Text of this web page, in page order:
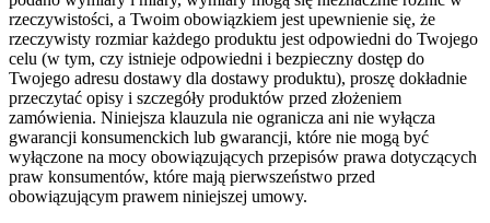
rzeczywistości, a Twoim obowiązkiem jest upewnienie się, że
rzeczywisty rozmiar każdego produktu jest odpowiedni do Twojego
celu (w tym, czy istnieje odpowiedni i bezpieczny dostęp do
Twojego adresu dostawy dla dostawy produktu), proszę dokładnie
przeczytać opisy i szczegóły produktów przed złożeniem
zamówienia. Niniejsza klauzula nie ogranicza ani nie wyłącza
gwarancji konsumenckich lub gwarancji, które nie mogą być
wyłączone na mocy obowiązujących przepisów prawa dotyczących
praw konsumentów, które mają pierwszeństwo przed
obowiązującym prawem niniejszej umowy.